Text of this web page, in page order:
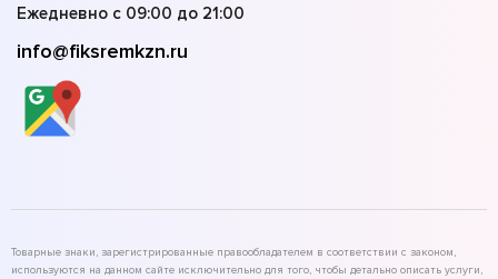
Ежедневно с 09:00 до 21:00
info@fiksremkzn.ru
Товарные знаки, зарегистрированные правообладателем в соответствии с законом,
используются на данном сайте исключительно для того, чтобы детально описать услуги,